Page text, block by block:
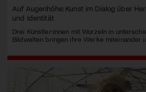
Auf Augenhöhe: Kunst im Dialog über
und Identität
Drei Künstler:innen mit Wurzeln in
Bildwelten bringen ihre Werke miteinander